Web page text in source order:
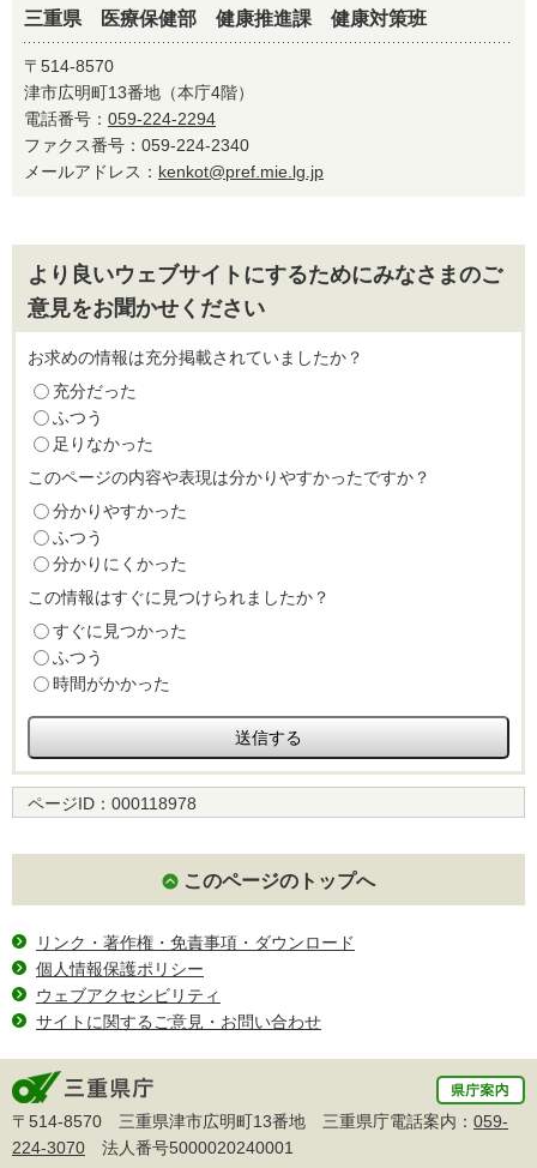
三重県 医療保健部 健康推進課 健康対策班
〒514-8570
津市広明町13番地（本庁4階）
電話番号： 059-224-2294
ファクス番号：059-224-2340
メールアドレス： kenkot@pref.mie.lg.jp
より良いウェブサイトにするためにみなさまのご
意見をお聞かせください
お求めの情報は充分掲載されていましたか？
充分だった
ふつう
足りなかった
このページの内容や表現は分かりやすかったですか？
分かりやすかった
ふつう
分かりにくかった
この情報はすぐに見つけられましたか？
すぐに見つかった
ふつう
時間がかかった
ページID： 000118978
このページのトップへ
リンク・著作権・免責事項・ダウンロード
個人情報保護ポリシー
ウェブアクセシビリティ
サイトに関するご意見・お問い合わせ
〒514-8570 三重県津市広明町13番地 三重県庁電話案内： 059-
224-3070 法人番号5000020240001